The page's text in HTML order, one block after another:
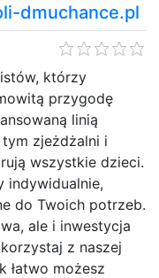
dmuchance.pl
którzy
przygodę
linią
zjeżdżalni i
wszystkie dzieci.
indywidualnie,
do Twoich potrzeb.
ale i inwestycja
z naszej
łatwo możesz